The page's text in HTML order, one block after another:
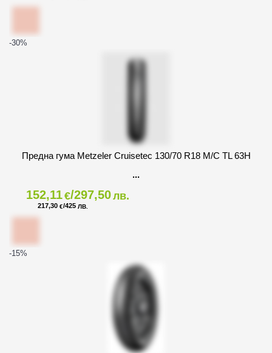
-30%
Предна гума Metzeler Cruisetec 130/70 R18 M/C TL 63H
152,11€/297,50лв.
217,30 €/425 ЛВ.
-15%